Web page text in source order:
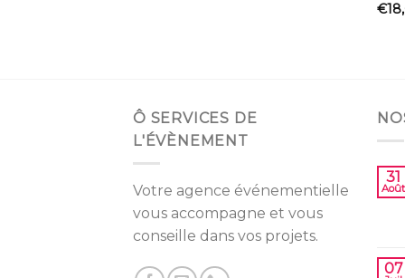
Note
€
Ô SERVICES DE
L'ÉVÈNEMENT
Votre agence événementielle
vous accompagne et vous
conseille dans vos projets.
31
Août
07